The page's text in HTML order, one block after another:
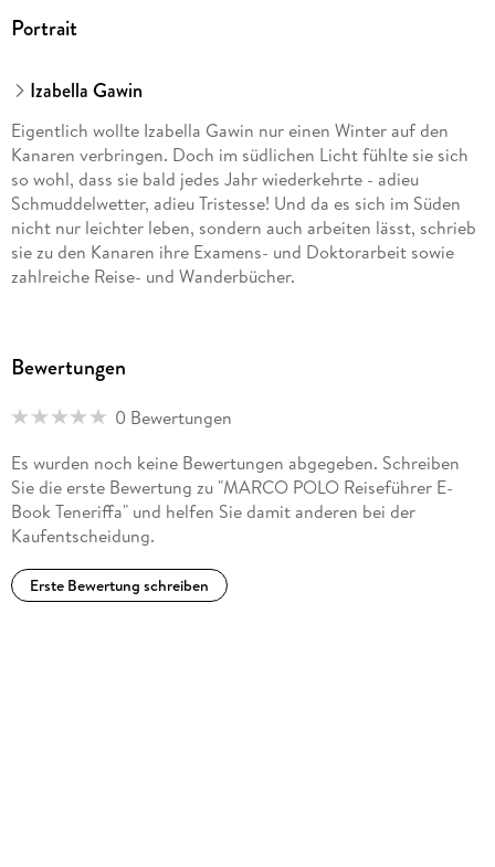
Der Nordosten
Erlebnistouren
Gut zu wissen:
Die Basics für deinen Urlaub
Spickzettel Spanisch
Travel Pursuit
Bloß nicht!
Portrait
Izabella Gawin
Eigentlich wollte Izabella Gawin nur einen Winter auf den
Kanaren verbringen. Doch im südlichen Licht fühlte sie sich
so wohl, dass sie bald jedes Jahr wiederkehrte - adieu
Schmuddelwetter, adieu Tristesse! Und da es sich im Süden
nicht nur leichter leben, sondern auch arbeiten lässt, schrieb
sie zu den Kanaren ihre Examens- und Doktorarbeit sowie
zahlreiche Reise- und Wanderbücher.
Bewertungen
0 Bewertungen
Es wurden noch keine Bewertungen abgegeben. Schreiben
Sie die erste Bewertung zu "MARCO POLO Reiseführer E-
Book Teneriffa" und helfen Sie damit anderen bei der
Kaufentscheidung.
Erste Bewertung schreiben